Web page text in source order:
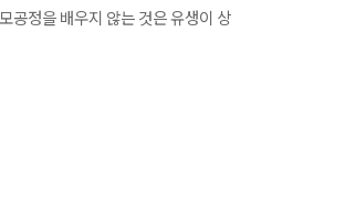
공정을 배우지 않는 것은 유생이 상